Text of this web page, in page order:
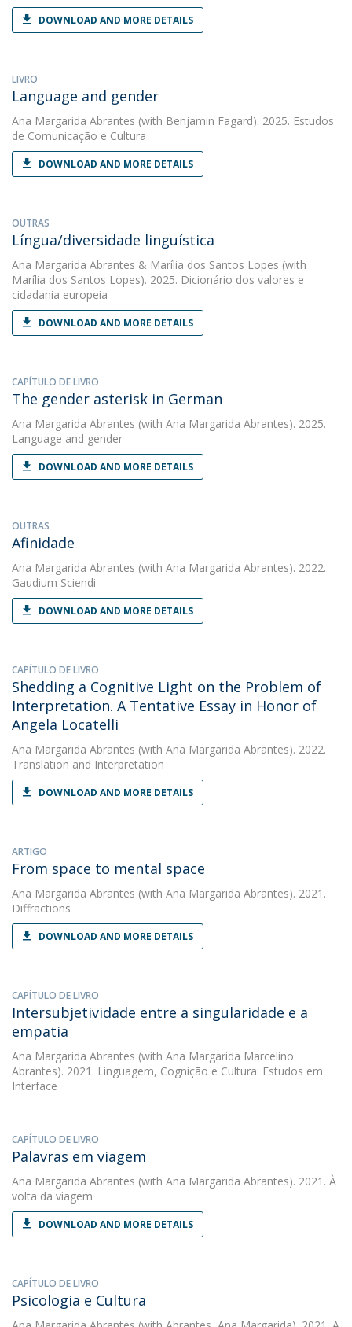
DOWNLOAD AND MORE DETAILS
LIVRO
Language and gender
Ana Margarida Abrantes (with Benjamin Fagard). 2025. Estudos
de Comunicação e Cultura
DOWNLOAD AND MORE DETAILS
OUTRAS
Língua/diversidade linguística
Ana Margarida Abrantes & Marília dos Santos Lopes (with
Marília dos Santos Lopes). 2025. Dicionário dos valores e
cidadania europeia
DOWNLOAD AND MORE DETAILS
CAPÍTULO DE LIVRO
The gender asterisk in German
Ana Margarida Abrantes (with Ana Margarida Abrantes). 2025.
Language and gender
DOWNLOAD AND MORE DETAILS
OUTRAS
Afinidade
Ana Margarida Abrantes (with Ana Margarida Abrantes). 2022.
Gaudium Sciendi
DOWNLOAD AND MORE DETAILS
CAPÍTULO DE LIVRO
Shedding a Cognitive Light on the Problem of
Interpretation. A Tentative Essay in Honor of
Angela Locatelli
Ana Margarida Abrantes (with Ana Margarida Abrantes). 2022.
Translation and Interpretation
DOWNLOAD AND MORE DETAILS
ARTIGO
From space to mental space
Ana Margarida Abrantes (with Ana Margarida Abrantes). 2021.
Diffractions
DOWNLOAD AND MORE DETAILS
CAPÍTULO DE LIVRO
Intersubjetividade entre a singularidade e a
empatia
Ana Margarida Abrantes (with Ana Margarida Marcelino
Abrantes). 2021. Linguagem, Cognição e Cultura: Estudos em
Interface
CAPÍTULO DE LIVRO
Palavras em viagem
Ana Margarida Abrantes (with Ana Margarida Abrantes). 2021. À
volta da viagem
DOWNLOAD AND MORE DETAILS
CAPÍTULO DE LIVRO
Psicologia e Cultura